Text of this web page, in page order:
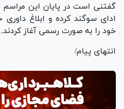
گفتنی است در پایان این مراسم
ادای سوگند کرده و ابلاغ داوری
خود را به صورت رسمی آغاز کردند.
انتهای پیام/